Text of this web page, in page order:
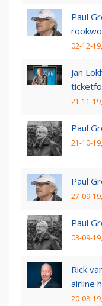
Paul
02-12-
Jan
21-11-
Paul
21-10-
Paul
27-09-
Paul
03-09-
Rick
airline
20-08-